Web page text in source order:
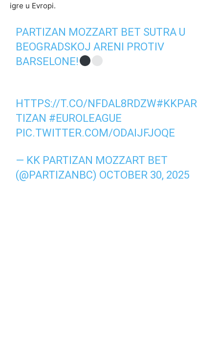
igre u Evropi.
PARTIZAN MOZZART BET SUTRA U
BEOGRADSKOJ ARENI PROTIV
BARSELONE!
HTTPS://T.CO/NFDAL8RDZW#KKPAR
TIZAN #EUROLEAGUE
PIC.TWITTER.COM/ODAIJFJOQE
— KK PARTIZAN MOZZART BET
(@PARTIZANBC) OCTOBER 30, 2025